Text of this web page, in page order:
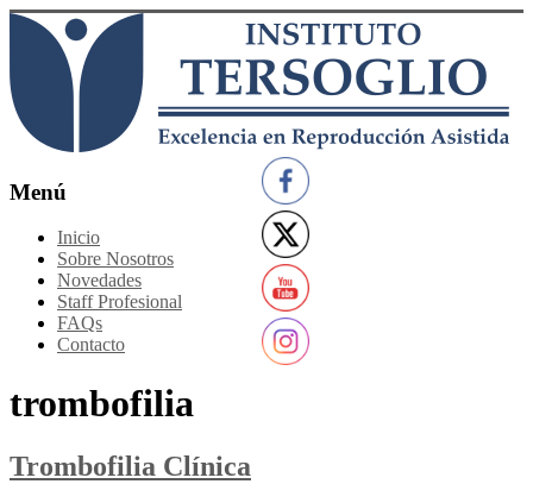
Saltar
contenido
Instituto
Reproducción
Asistida
Menú
Inicio
Sobre Nosotros
Novedades
Staff Profesional
FAQs
Contacto
trombofilia
Trombofilia Clínica